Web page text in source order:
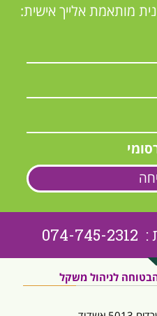
מותאמת אלייך אישית:
לניהול משקל